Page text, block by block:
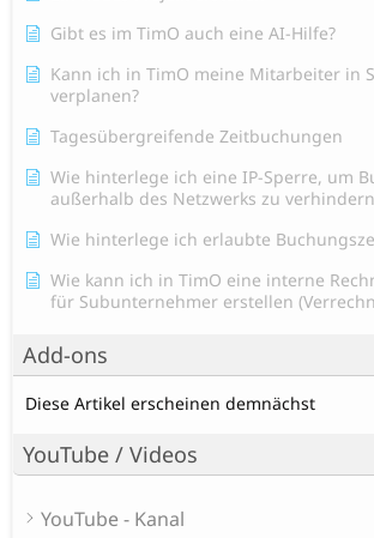
Gibt es im TimO auch eine AI-Hilfe?
Kann ich in TimO meine Mitarbeiter in
verplanen?
Tagesübergreifende Zeitbuchungen
Wie hinterlege ich eine IP-Sperre, um
außerhalb des Netzwerks zu
Wie hinterlege ich erlaubte
Wie kann ich in TimO eine interne
für Subunternehmer erstellen
Add-ons
Diese Artikel erscheinen demnächst
YouTube / Videos
YouTube - Kanal